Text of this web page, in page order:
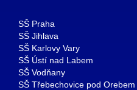
SŠ Praha
SŠ Jihlava
SŠ Karlovy Vary
SŠ Ústí nad Labem
SŠ Vodňany
SŠ Třebechovice pod Orebem